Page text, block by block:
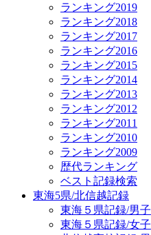
ランキング2019
ランキング2018
ランキング2017
ランキング2016
ランキング2015
ランキング2014
ランキング2013
ランキング2012
ランキング2011
ランキング2010
ランキング2009
歴代ランキング
ベスト記録検索
東海5県/北信越記録
東海５県記録/男子
東海５県記録/女子